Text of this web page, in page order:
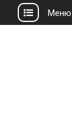
Меню